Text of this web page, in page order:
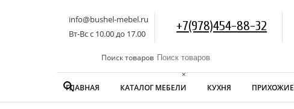
info@bushel-mebel.ru
Вт-Вс c 10.00 до 17.00
+7(978)454-88-32
Поиск товаров
×
ГЛАВНАЯ
КАТАЛОГ МЕБЕЛИ КУХНЯ ПРИХОЖИЕ